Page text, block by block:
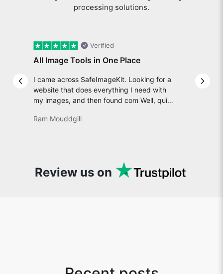
processing solutions.
Previous slide
Verified
All Image Tools in One Place
I came across SafeImageKit. Looking for a
website that does everything I need with
my images, and then found com Well, quite
an incredibly high-speed, stable and easy-
snappy tools every now and then!
Ram Mouddgill
Next
Review us on